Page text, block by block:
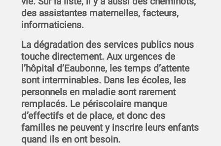
des assistantes maternelles, facteurs,
informaticiens.
La dégradation des services publics nous
touche directement. Aux urgences de
l’hôpital d’Eaubonne, les temps d’attente
sont interminables. Dans les écoles, les
personnels en maladie sont rarement
remplacés. Le périscolaire manque
d’effectifs et de place, et donc des
familles ne peuvent y inscrire leurs enfants
quand ils en ont besoin.